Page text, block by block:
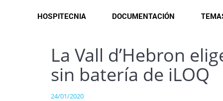
HOSPITECNIA DOCUMENTACIÓN
La Vall d’Hebron
sin batería de iLOQ
24/01/2020